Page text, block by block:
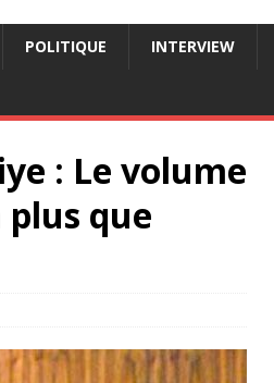
POLITIQUE INTERVIEW
: Le volume
que